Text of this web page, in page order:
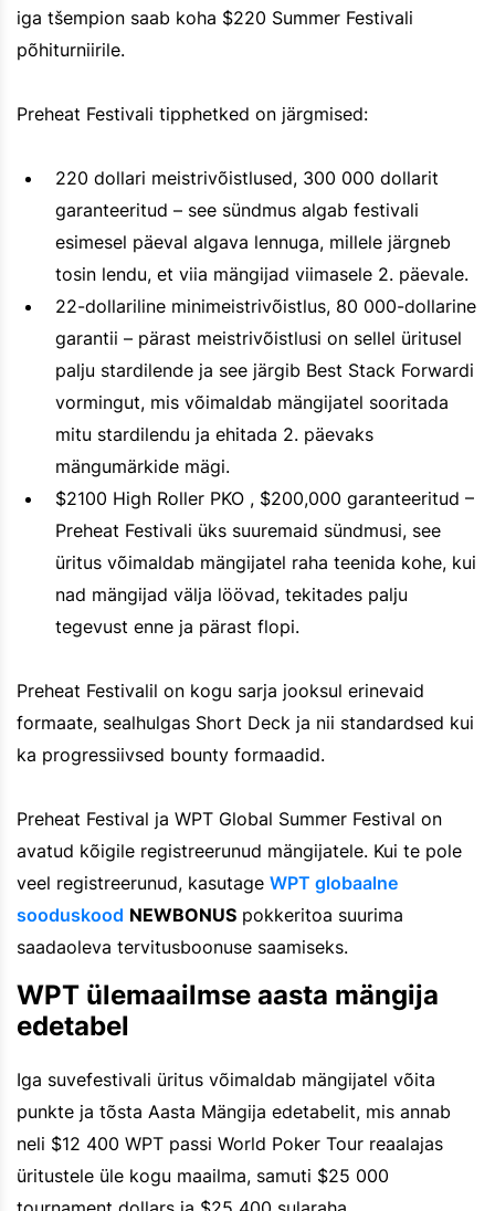
iga tšempion saab koha $220 Summer Festivali
põhiturniirile.
Preheat Festivali tipphetked on järgmised:
220 dollari meistrivõistlused, 300 000 dollarit
garanteeritud – see sündmus algab festivali
esimesel päeval algava lennuga, millele järgneb
tosin lendu, et viia mängijad viimasele 2. päevale.
22-dollariline minimeistrivõistlus, 80 000-dollarine
garantii – pärast meistrivõistlusi on sellel üritusel
palju stardilende ja see järgib Best Stack Forwardi
vormingut, mis võimaldab mängijatel sooritada
mitu stardilendu ja ehitada 2. päevaks
mängumärkide mägi.
$2100 High Roller PKO , $200,000 garanteeritud –
Preheat Festivali üks suuremaid sündmusi, see
üritus võimaldab mängijatel raha teenida kohe, kui
nad mängijad välja löövad, tekitades palju
tegevust enne ja pärast flopi.
Preheat Festivalil on kogu sarja jooksul erinevaid
formaate, sealhulgas Short Deck ja nii standardsed kui
ka progressiivsed bounty formaadid.
Preheat Festival ja WPT Global Summer Festival on
avatud kõigile registreerunud mängijatele. Kui te pole
veel registreerunud, kasutage WPT globaalne
sooduskood NEWBONUS pokkeritoa suurima
saadaoleva tervitusboonuse saamiseks.
WPT ülemaailmse aasta mängija
edetabel
Iga suvefestivali üritus võimaldab mängijatel võita
punkte ja tõsta Aasta Mängija edetabelit, mis annab
neli $12 400 WPT passi World Poker Tour reaalajas
üritustele üle kogu maailma, samuti $25 000